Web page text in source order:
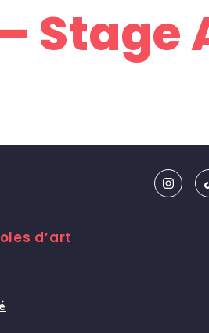
–
d’art